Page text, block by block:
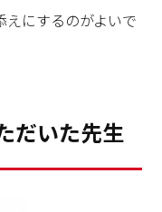
えにするのがよいで
だいた先生